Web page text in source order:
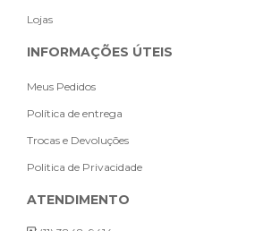
Lojas
INFORMAÇÕES ÚTEIS
Meus Pedidos
Política de entrega
Trocas e Devoluções
Politica de Privacidade
ATENDIMENTO